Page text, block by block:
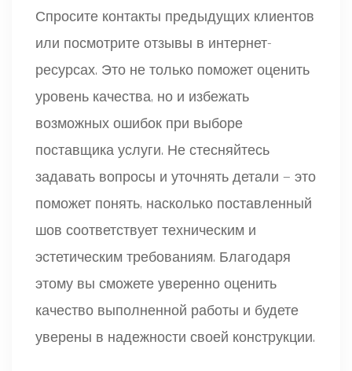
Спросите контакты предыдущих клиентов
или посмотрите отзывы в интернет-
ресурсах. Это не только поможет оценить
уровень качества, но и избежать
возможных ошибок при выборе
поставщика услуги. Не стесняйтесь
задавать вопросы и уточнять детали — это
поможет понять, насколько поставленный
шов соответствует техническим и
эстетическим требованиям. Благодаря
этому вы сможете уверенно оценить
качество выполненной работы и будете
уверены в надежности своей конструкции.